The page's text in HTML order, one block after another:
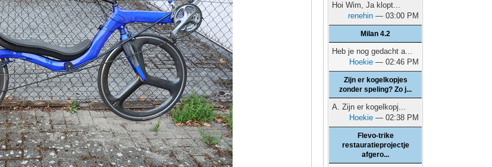
Hoi Wim, Ja klopt...
renehin — 03:00 PM
Milan 4.2
Heb je nog gedacht a...
Hoekie — 02:46 PM
Zijn er kogelkopjes
zonder speling? Zo j...
A. Zijn er kogelkopj...
Hoekie — 02:38 PM
Flevo-trike
restauratieprojectje
afgero...